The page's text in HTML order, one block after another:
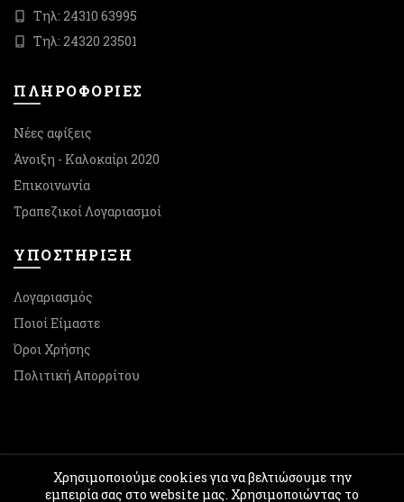
Τηλ: 24310 63995
Τηλ: 24320 23501
ΠΛΗΡΟΦΟΡΙΕΣ
Νέες αφίξεις
Άνοιξη - Καλοκαίρι 2020
Επικοινωνία
Τραπεζικοί Λογαριασμοί
ΥΠΟΣΤΉΡΙΞΗ
Λογαριασμός
Ποιοί Είμαστε
Όροι Χρήσης
Πολιτική Απορρίτου
© 2026Preview Shoes . All rights reserved
Χρησιμοποιούμε cookies για να βελτιώσουμε την
εμπειρία σας στο website μας. Χρησιμοποιώντας το